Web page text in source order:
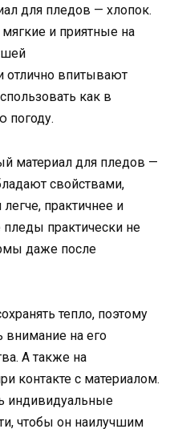
для пледов — хлопок.
и приятные на
отлично впитывают
как в
погоду.
материал для пледов —
свойствами,
практичнее и
практически не
даже после
тепло, поэтому
внимание на его
А также на
контакте с материалом.
индивидуальные
чтобы он наилучшим